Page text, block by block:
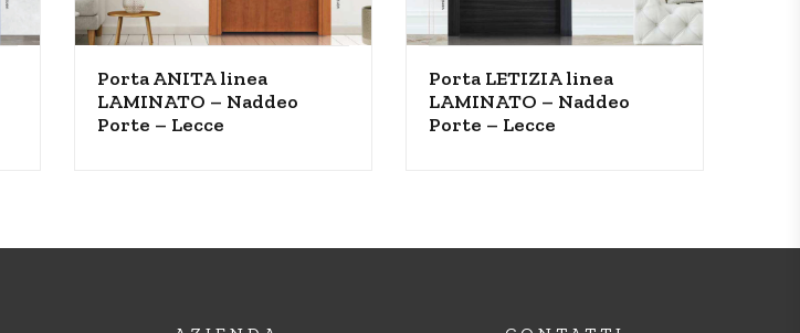
Porta ANITA linea
LAMINATO – Naddeo
Porte – Lecce
Porta LETIZIA linea
LAMINATO – Naddeo
Porte – Lecce